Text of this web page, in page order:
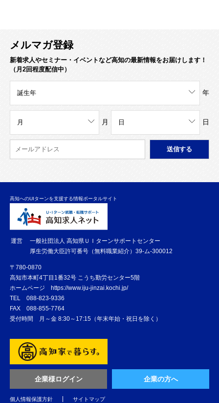
メルマガ登録
新着求人やセミナー・イベントなど高知の最新情報をお届けします！
（月2回程度配信中）
年
月 日
高知へのUIターンを支援する情報ポータルサイト
運営
一般社団法人 高知県ＵＩターンサポートセンター
厚生労働大臣許可番号（無料職業紹介）39-ム-300012
〒780-0870
高知市本町4丁目1番32号 こうち勤労センター5階
ホームページ https://www.iju-jinzai.kochi.jp/
TEL 088-823-9336
FAX 088-855-7764
受付時間 月～金 8:30～17:15（年末年始・祝日を除く）
企業様ログイン 企業の方へ
個人情報保護方針 サイトマップ